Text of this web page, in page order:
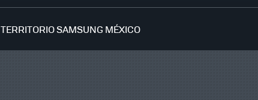
TERRITORIO SAMSUNG MÉXICO